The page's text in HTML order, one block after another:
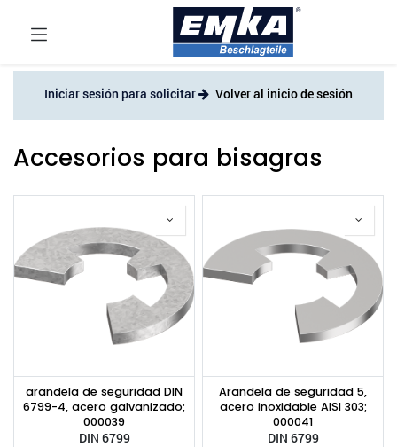
Iniciar sesión para solicitar Volver al inicio de sesión
Accesorios para bisagras
arandela de seguridad DIN
6799-4, acero galvanizado;
000039
DIN 6799
Arandela de seguridad 5,
acero inoxidable AISI 303;
000041
DIN 6799